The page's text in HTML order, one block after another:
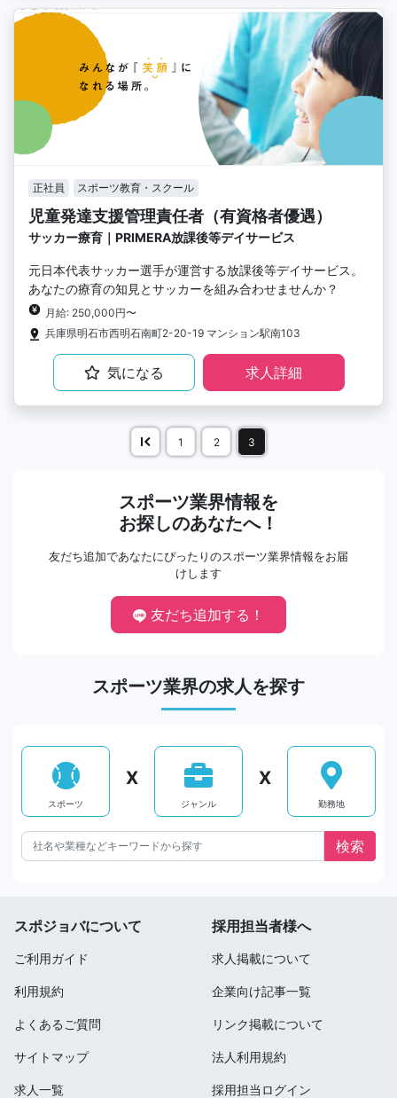
正社員 スポーツ教育・スクール
児童発達支援管理責任者（有資格者優遇）
サッカー療育｜PRIMERA放課後等デイサービス
元日本代表サッカー選手が運営する放課後等デイサービス。
あなたの療育の知見とサッカーを組み合わせませんか？
月給: 250,000円〜
兵庫県明石市西明石南町2-20-19 マンション駅南103
気になる 求人詳細
1 2 3
スポーツ業界情報を
お探しのあなたへ！
友だち追加であなたにぴったりのスポーツ業界情報をお届
けします
友だち追加する！
スポーツ業界の求人を探す
スポーツ
X
ジャンル
X
勤務地
スポジョバについて
ご利用ガイド
利用規約
よくあるご質問
サイトマップ
求人一覧
採用担当者様へ
求人掲載について
企業向け記事一覧
リンク掲載について
法人利用規約
採用担当ログイン